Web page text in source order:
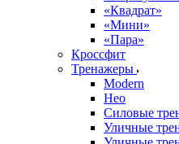
«Квадрат»
«Мини»
«Пара»
Кроссфит
Тренажеры
Modern
Нео
Силовые
Уличные